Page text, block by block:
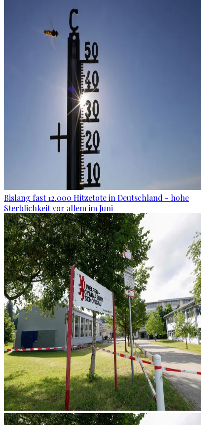
Bislang fast 12.000 Hitzetote in Deutschland - hohe
Sterblichkeit vor allem im Juni